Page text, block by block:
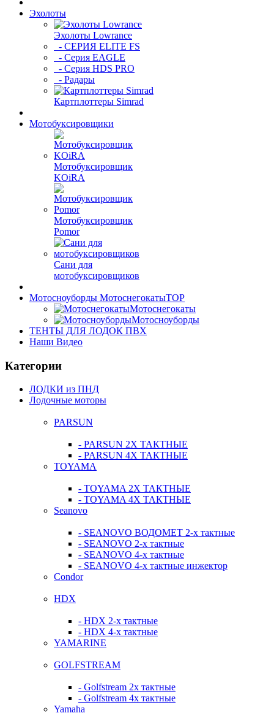
Эхолоты
Эхолоты Lowrance
- СЕРИЯ ELITE FS
- Серия EAGLE
- Серия HDS PRO
- Радары
Картплоттеры Simrad
Мотобуксировщики
Мотобуксировщик
KOiRA
Мотобуксировщик
Pomor
Сани для
мотобуксировщиков
Мотосноуборды МотоснегокатыTOP
Мотоснегокаты
Мотосноуборды
ТЕНТЫ ДЛЯ ЛОДОК ПВХ
Наши Видео
Категории
ЛОДКИ из ПНД
Лодочные моторы
PARSUN
- PARSUN 2Х ТАКТНЫЕ
- PARSUN 4Х ТАКТНЫЕ
TOYAMA
- TOYAMA 2Х ТАКТНЫЕ
- TOYAMA 4Х ТАКТНЫЕ
Seanovo
- SEANOVO ВОДОМЕТ 2-х тактные
- SEANOVO 2-х тактные
- SEANOVO 4-х тактные
- SEANOVO 4-х тактные инжектор
Condor
HDX
- HDX 2-х тактные
- HDX 4-х тактные
YAMARINE
GOLFSTREAM
- Golfstream 2х тактные
- Golfstream 4х тактные
Yamaha